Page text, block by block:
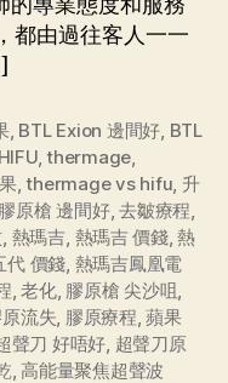
都由過往客人一一
, BTL Exion 邊間好, BTL
HIFU,thermage,
,thermage vs hifu, 升
原槍 邊間好,去皺療程,
, 熱瑪吉, 熱瑪吉 價錢,熱
代 價錢, 熱瑪吉鳳凰電
,老化, 膠原槍 尖沙咀,
流失, 膠原療程,蘋果
聲刀 好唔好, 超聲刀原
,高能量聚焦超聲波